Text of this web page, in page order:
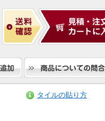
タイルの貼り方